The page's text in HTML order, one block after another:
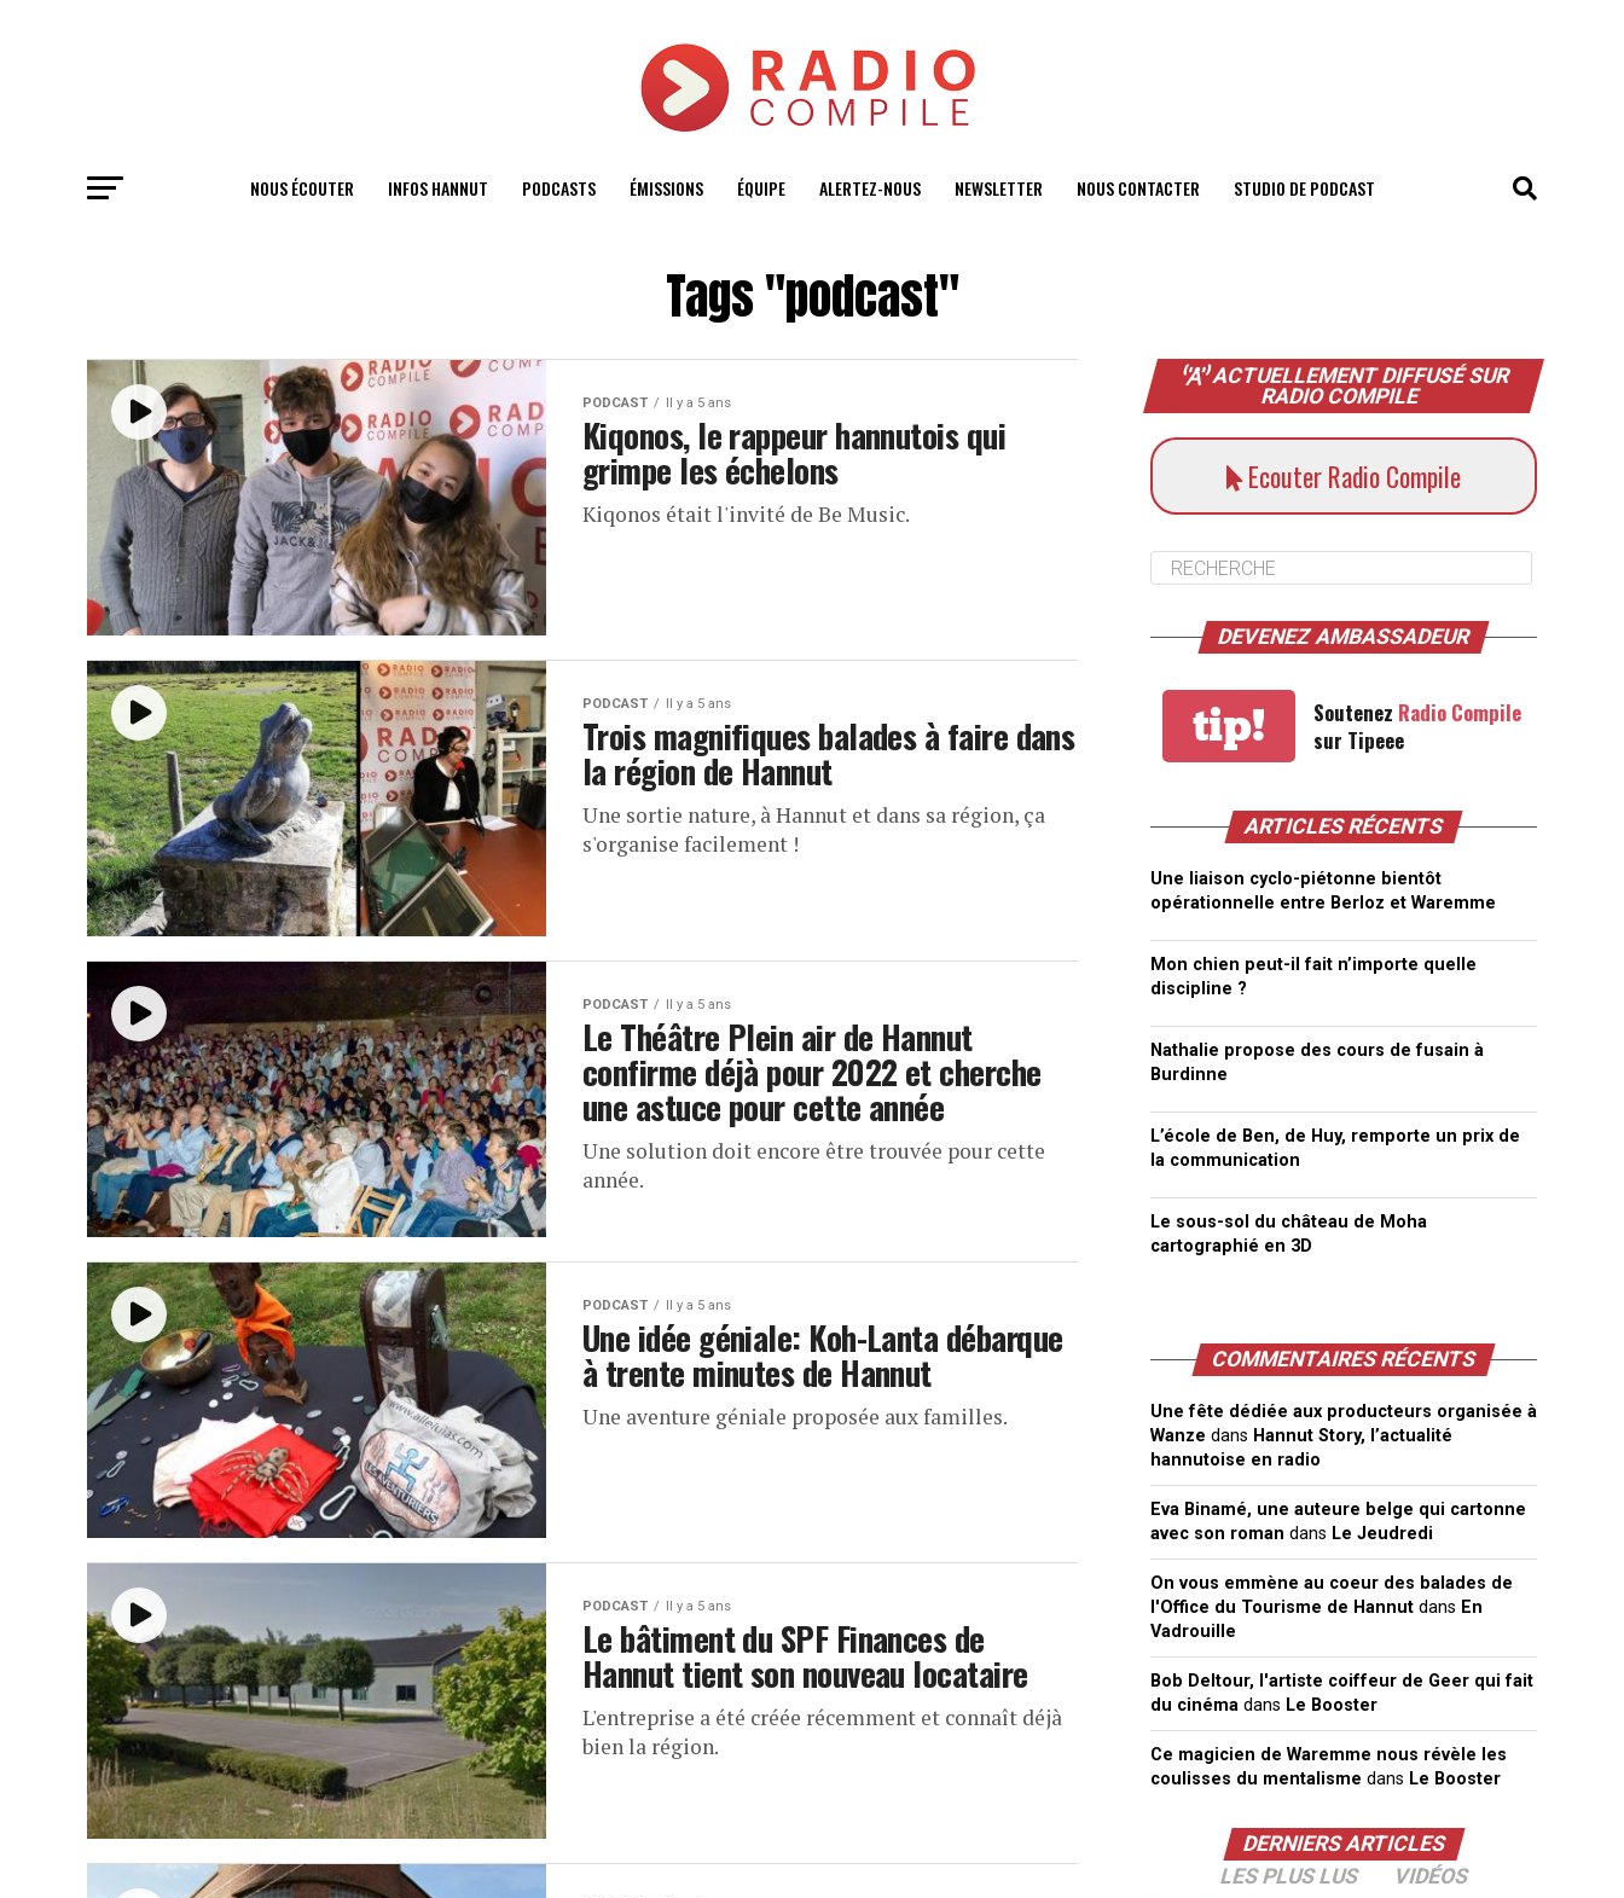
NOUS ÉCOUTER INFOS HANNUT PODCASTS ÉMISSIONS ÉQUIPE ALERTEZ-NOUS NEWSLETTER NOUS CONTACTER STUDIO DE PODCAST
Tags "podcast"
PODCAST Il y a 5 ans
Kiqonos, le rappeur hannutois qui
grimpe les échelons
Kiqonos était l'invité de Be Music.
PODCAST Il y a 5 ans
Trois magnifiques balades à faire dans
la région de Hannut
Une sortie nature, à Hannut et dans sa région, ça
s'organise facilement !
PODCAST Il y a 5 ans
Le Théâtre Plein air de Hannut
confirme déjà pour 2022 et cherche
une astuce pour cette année
Une solution doit encore être trouvée pour cette
année.
PODCAST Il y a 5 ans
Une idée géniale: Koh-Lanta débarque
à trente minutes de Hannut
Une aventure géniale proposée aux familles.
PODCAST Il y a 5 ans
Le bâtiment du SPF Finances de
Hannut tient son nouveau locataire
L'entreprise a été créée récemment et connaît déjà
bien la région.
ACTUELLEMENT DIFFUSÉ SUR
RADIO COMPILE
Ecouter Radio Compile
DEVENEZ AMBASSADEUR
tip! Soutenez Radio Compile
sur Tipeee
ARTICLES RÉCENTS
Une liaison cyclo-piétonne bientôt
opérationnelle entre Berloz et Waremme
Mon chien peut-il fait n’importe quelle
discipline ?
Nathalie propose des cours de fusain à
Burdinne
L’école de Ben, de Huy, remporte un prix de
la communication
Le sous-sol du château de Moha
cartographié en 3D
COMMENTAIRES RÉCENTS
Une fête dédiée aux producteurs organisée à
Wanze dans Hannut Story, l’actualité
hannutoise en radio
Eva Binamé, une auteure belge qui cartonne
avec son roman dans Le Jeudredi
On vous emmène au coeur des balades de
l'Office du Tourisme de Hannut dans En
Vadrouille
Bob Deltour, l'artiste coiffeur de Geer qui fait
du cinéma dans Le Booster
Ce magicien de Waremme nous révèle les
coulisses du mentalisme dans Le Booster
DERNIERS ARTICLES
LES PLUS LUS
VIDÉOS